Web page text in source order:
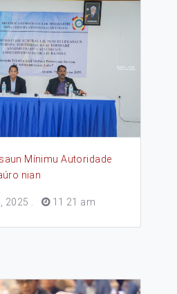
Mínimu Autoridade
nian
2025 11 21 am